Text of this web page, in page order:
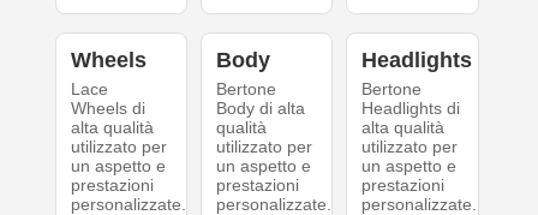
Wheels
Lace
Wheels di
alta qualità
utilizzato per
un aspetto e
prestazioni
personalizzate.
Body
Bertone
Body di alta
qualità
utilizzato per
un aspetto e
prestazioni
personalizzate.
Headlights
Bertone
Headlights di
alta qualità
utilizzato per
un aspetto e
prestazioni
personalizzate.